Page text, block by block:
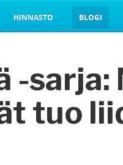
HINNASTO BLOGI
-sarja:
tuo